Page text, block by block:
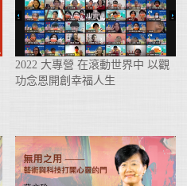
2022 大專營 在滾動世界中 以觀
功念恩開創幸福人生